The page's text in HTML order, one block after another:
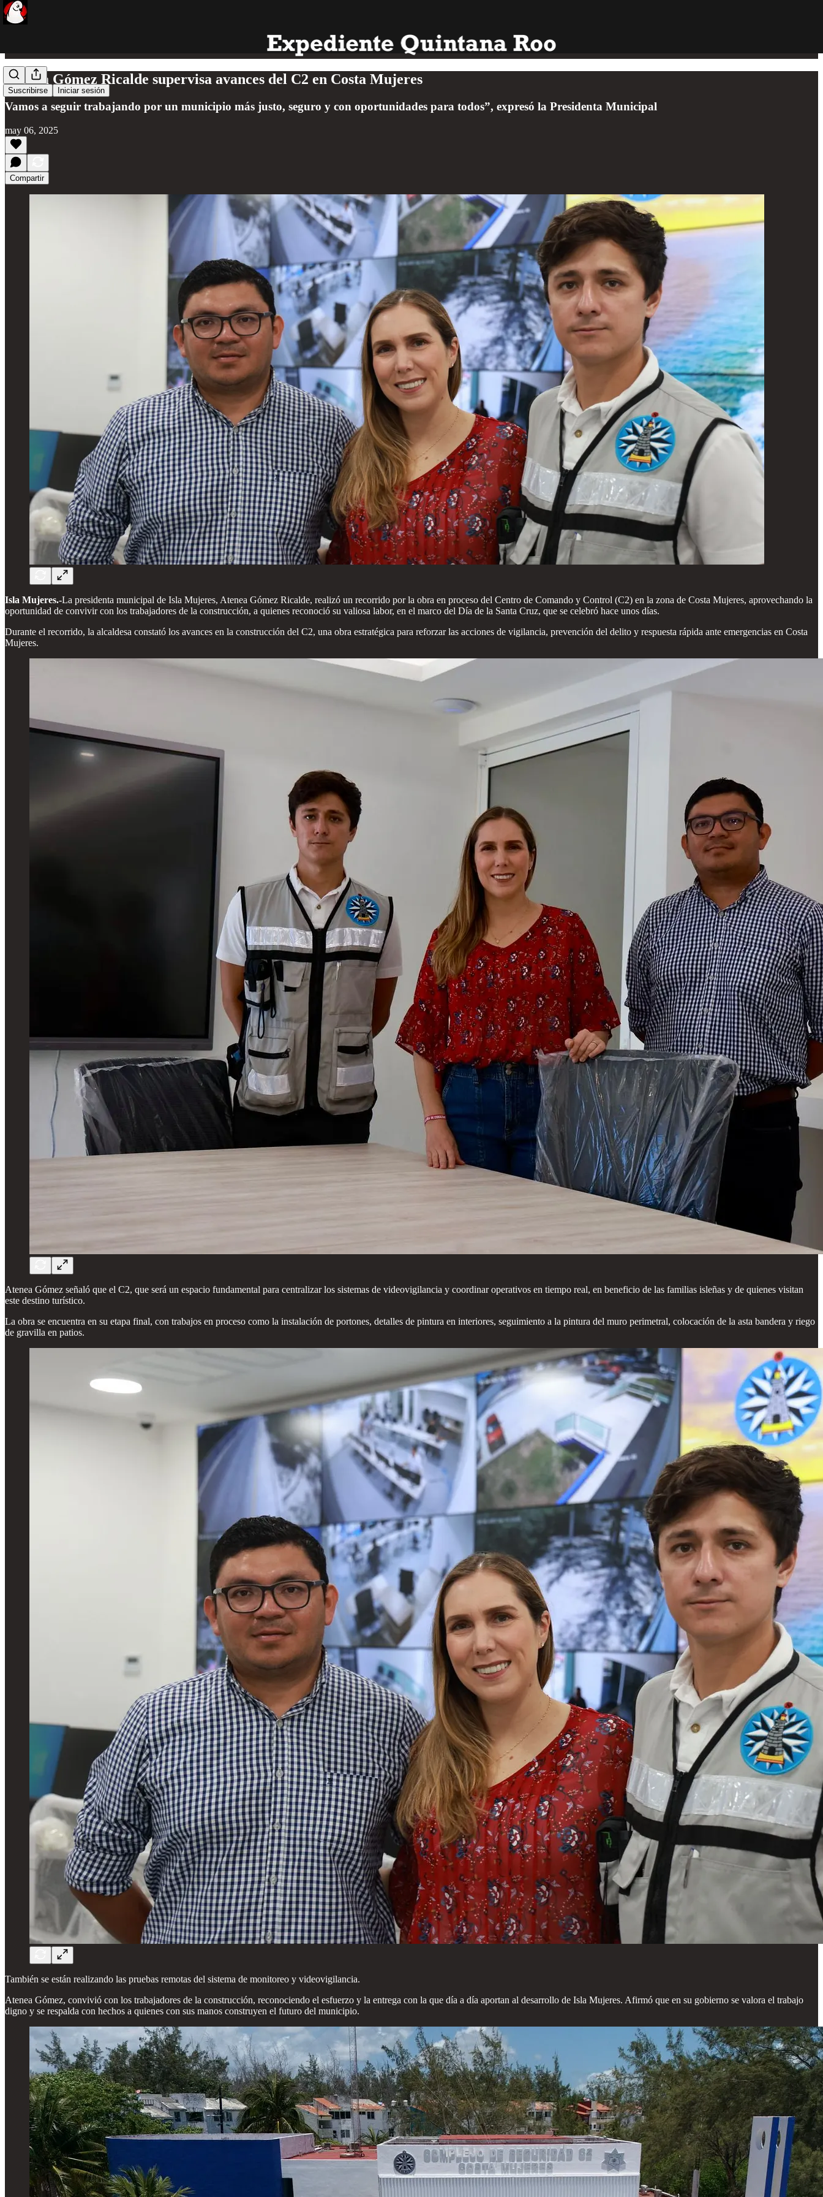
Suscribirse Iniciar sesión
Atenea Gómez Ricalde supervisa avances del C2 en Costa Mujeres
Vamos a seguir trabajando por un municipio más justo, seguro y con oportunidades para todos”, expresó la Presidenta Municipal
may 06, 2025
Compartir
Isla Mujeres.-La presidenta municipal de Isla Mujeres, Atenea Gómez Ricalde, realizó un recorrido por la obra en proceso del Centro de Comando y Control (C2) en la zona de Costa Mujeres, aprovechando la
oportunidad de convivir con los trabajadores de la construcción, a quienes reconoció su valiosa labor, en el marco del Día de la Santa Cruz, que se celebró hace unos días.
Durante el recorrido, la alcaldesa constató los avances en la construcción del C2, una obra estratégica para reforzar las acciones de vigilancia, prevención del delito y respuesta rápida ante emergencias en Costa
Mujeres.
Atenea Gómez señaló que el C2, que será un espacio fundamental para centralizar los sistemas de videovigilancia y coordinar operativos en tiempo real, en beneficio de las familias isleñas y de quienes visitan
este destino turístico.
La obra se encuentra en su etapa final, con trabajos en proceso como la instalación de portones, detalles de pintura en interiores, seguimiento a la pintura del muro perimetral, colocación de la asta bandera y riego
de gravilla en patios.
También se están realizando las pruebas remotas del sistema de monitoreo y videovigilancia.
Atenea Gómez, convivió con los trabajadores de la construcción, reconociendo el esfuerzo y la entrega con la que día a día aportan al desarrollo de Isla Mujeres. Afirmó que en su gobierno se valora el trabajo
digno y se respalda con hechos a quienes con sus manos construyen el futuro del municipio.